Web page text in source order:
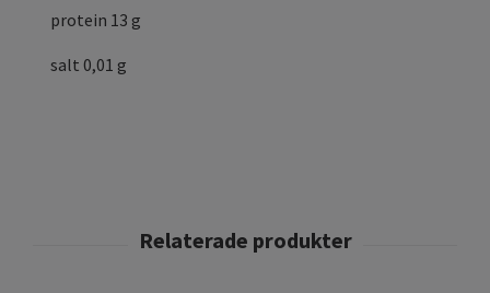
protein 13 g
salt 0,01 g